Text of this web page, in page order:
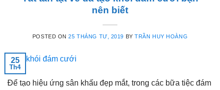
nên biết
POSTED ON25 THÁNG TƯ, 2019 BYTRẦN HUY HOÀNG
25
Th4
Để tạo hiệu ứng sân khấu đẹp mắt, trong các bữa tiệc đám